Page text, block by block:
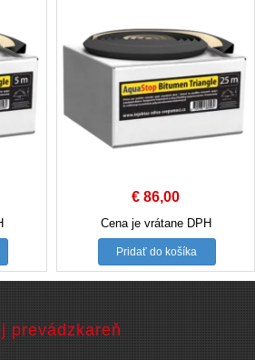
€ 86,00
Cena je vrátane DPH
Pridať do košíka
prevádzkareň